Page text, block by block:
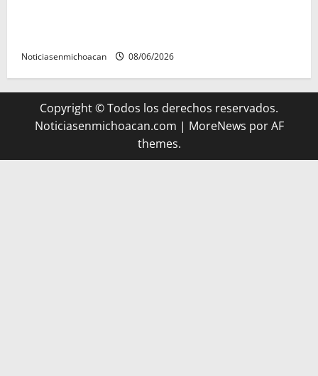
Noticiasenmichoacan 08/06/2026
Copyright © Todos los derechos reservados.
Noticiasenmichoacan.com | MoreNews por AF
themes.